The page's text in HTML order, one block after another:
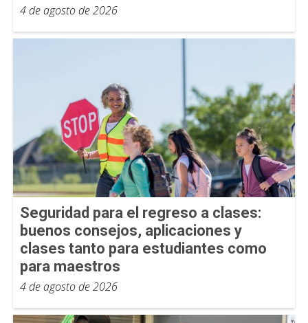
4 de agosto de 2026
Seguridad para el regreso a clases:
buenos consejos, aplicaciones y
clases tanto para estudiantes como
para maestros
4 de agosto de 2026